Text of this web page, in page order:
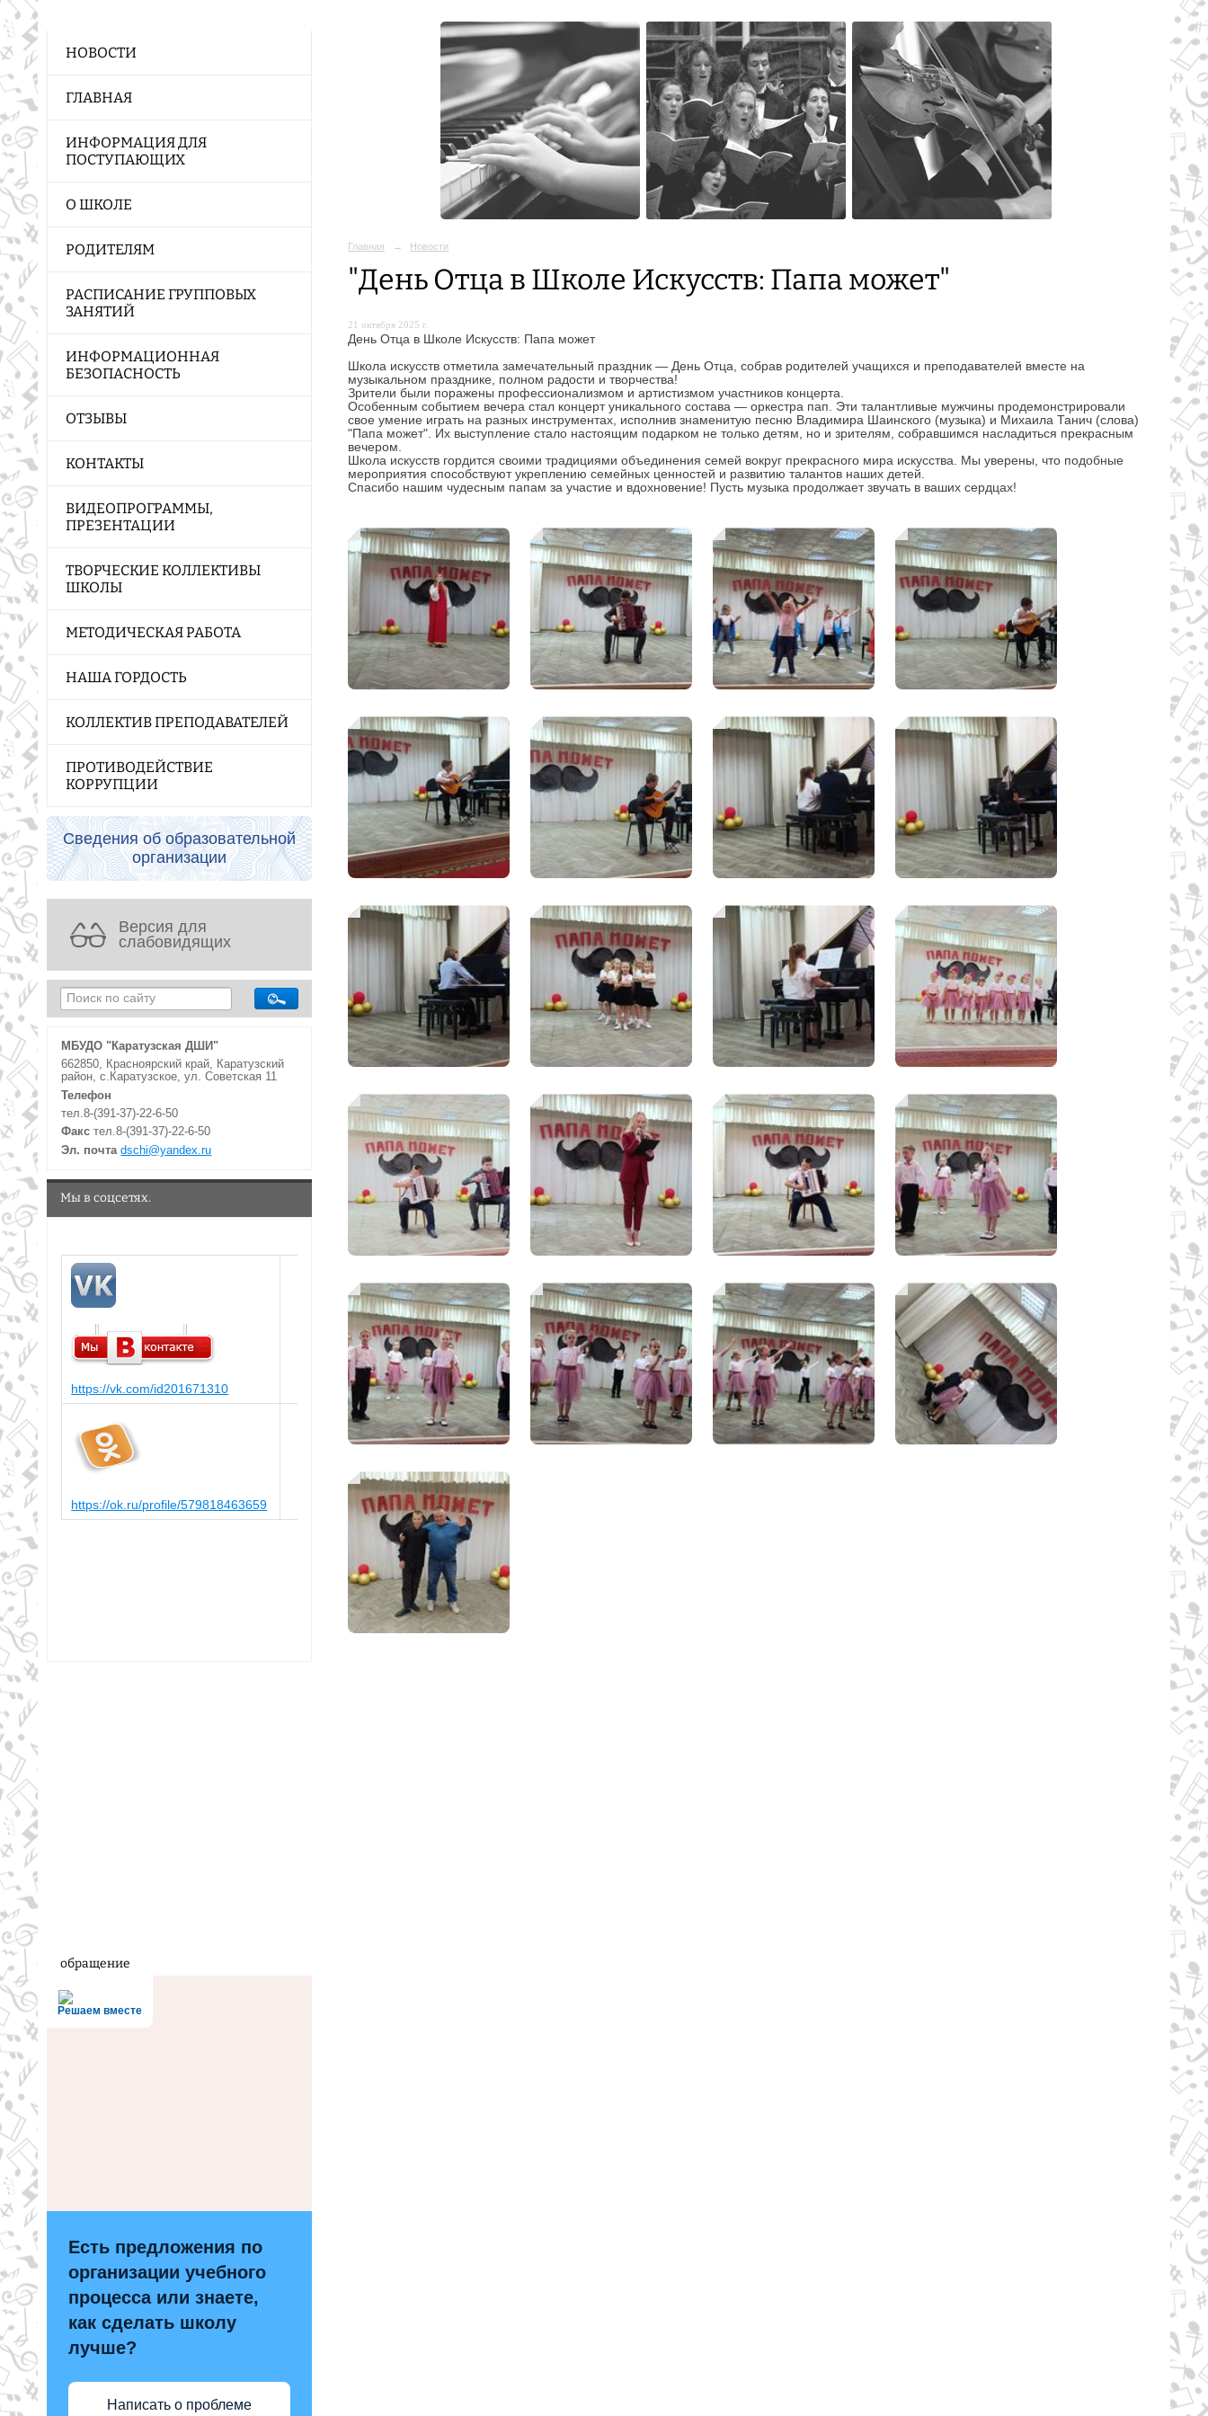
НОВОСТИ
ГЛАВНАЯ
ИНФОРМАЦИЯ ДЛЯ
ПОСТУПАЮЩИХ
О ШКОЛЕ
РОДИТЕЛЯМ
РАСПИСАНИЕ ГРУППОВЫХ
ЗАНЯТИЙ
ИНФОРМАЦИОННАЯ
БЕЗОПАСНОСТЬ
ОТЗЫВЫ
КОНТАКТЫ
ВИДЕОПРОГРАММЫ,
ПРЕЗЕНТАЦИИ
ТВОРЧЕСКИЕ КОЛЛЕКТИВЫ
ШКОЛЫ
МЕТОДИЧЕСКАЯ РАБОТА
НАША ГОРДОСТЬ
КОЛЛЕКТИВ ПРЕПОДАВАТЕЛЕЙ
ПРОТИВОДЕЙСТВИЕ
КОРРУПЦИИ
Сведения об образовательной
организации
Версия для
слабовидящих
МБУДО "Каратузская ДШИ"
662850, Красноярский край, Каратузский
район, с.Каратузское, ул. Советская 11
Телефон
тел.8-(391-37)-22-6-50
Факс тел.8-(391-37)-22-6-50
Эл. почта dschi@yandex.ru
Мы в соцсетях.
https://vk.com/id201671310
https://ok.ru/profile/579818463659
обращение
Решаем вместе
Есть предложения по
организации учебного
процесса или знаете,
как сделать школу
лучше?
Написать о проблеме
Главная → Новости
"День Отца в Школе Искусств: Папа может"
21 октября 2025 г.
День Отца в Школе Искусств: Папа может
Школа искусств отметила замечательный праздник — День Отца, собрав родителей учащихся и преподавателей вместе на
музыкальном празднике, полном радости и творчества!
Зрители были поражены профессионализмом и артистизмом участников концерта.
Особенным событием вечера стал концерт уникального состава — оркестра пап. Эти талантливые мужчины продемонстрировали
свое умение играть на разных инструментах, исполнив знаменитую песню Владимира Шаинского (музыка) и Михаила Танич (слова)
"Папа может". Их выступление стало настоящим подарком не только детям, но и зрителям, собравшимся насладиться прекрасным
вечером.
Школа искусств гордится своими традициями объединения семей вокруг прекрасного мира искусства. Мы уверены, что подобные
мероприятия способствуют укреплению семейных ценностей и развитию талантов наших детей.
Спасибо нашим чудесным папам за участие и вдохновение! Пусть музыка продолжает звучать в ваших сердцах!